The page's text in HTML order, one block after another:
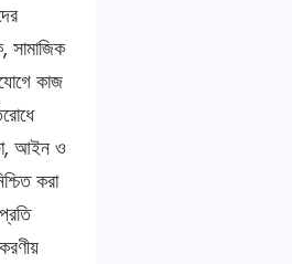
সামাজিক
কাজ
আইন ও
করা